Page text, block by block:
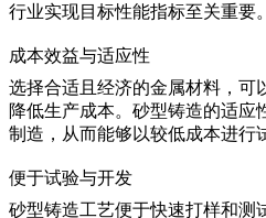
行业实现目标性能指标至关重要。
成本效益与适应性
选择合适且经济的金属材料，可
降低生产成本。砂型铸造的适应
制造，从而能够以较低成本进行
便于试验与开发
砂型铸造工艺便于快速打样和测